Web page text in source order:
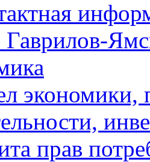
экономики,
прав